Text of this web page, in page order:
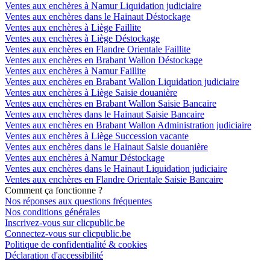
Ventes aux enchères à Namur Liquidation judiciaire
Ventes aux enchères dans le Hainaut Déstockage
Ventes aux enchères à Liège Faillite
Ventes aux enchères à Liège Déstockage
Ventes aux enchères en Flandre Orientale Faillite
Ventes aux enchères en Brabant Wallon Déstockage
Ventes aux enchères à Namur Faillite
Ventes aux enchères en Brabant Wallon Liquidation judiciaire
Ventes aux enchères à Liège Saisie douanière
Ventes aux enchères en Brabant Wallon Saisie Bancaire
Ventes aux enchères dans le Hainaut Saisie Bancaire
Ventes aux enchères en Brabant Wallon Administration judiciaire
Ventes aux enchères à Liège Succession vacante
Ventes aux enchères dans le Hainaut Saisie douanière
Ventes aux enchères à Namur Déstockage
Ventes aux enchères dans le Hainaut Liquidation judiciaire
Ventes aux enchères en Flandre Orientale Saisie Bancaire
Comment ça fonctionne ?
Nos réponses aux questions fréquentes
Nos conditions générales
Inscrivez-vous sur clicpublic.be
Connectez-vous sur clicpublic.be
Politique de confidentialité & cookies
Déclaration d'accessibilité